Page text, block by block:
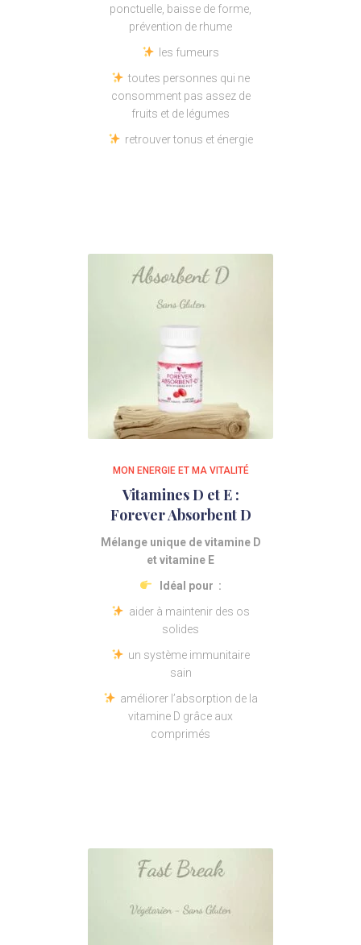
ponctuelle, baisse de forme,
prévention de rhume
les fumeurs
toutes personnes qui ne
consomment pas assez de
fruits et de légumes
retrouver tonus et énergie
MON ENERGIE ET MA VITALITÉ
Vitamines D et E :
Forever Absorbent D
Mélange unique de vitamine D
et vitamine E
Idéal pour :
aider à maintenir des os
solides
un système immunitaire
sain
améliorer l’absorption de la
vitamine D grâce aux
comprimés